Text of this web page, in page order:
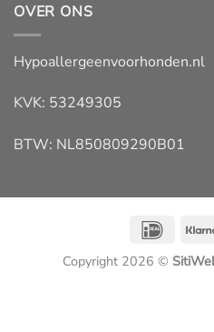
OVER ONS
Hypoallergeenvoorhonden.nl
KVK: 53249305
BTW: NL850809290B01
IDeal
Copyright 2026 ©